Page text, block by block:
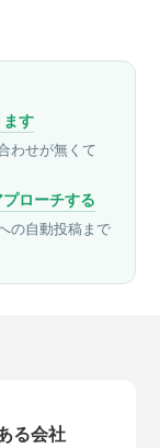
す
わせが無くて
ローチする
の自動投稿まで
る会社